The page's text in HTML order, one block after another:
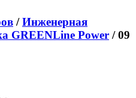
/Инженерная
GREENLine Power / 09